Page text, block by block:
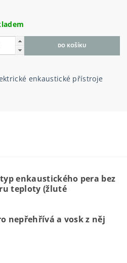
enkaustické přístroje
enkaustického pera bez
teploty (žluté
nepřehřívá a vosk z něj